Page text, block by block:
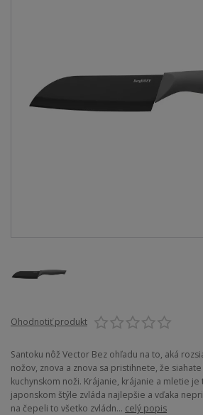
Ohodnotiť produkt
Santoku nôž Vector Bez ohľadu na to, aká
nožov, znova a znova sa pristihnete, že
kuchynskom noži. Krájanie, krájanie a mletie
japonskom štýle zvláda najlepšie a vďaka
na čepeli to všetko zvládn... celý popis